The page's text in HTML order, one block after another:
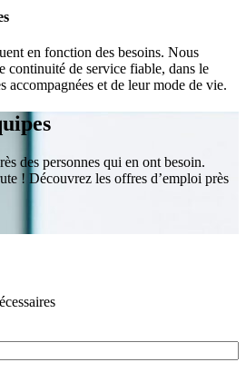
en fonction des besoins. Nous
continuité de service fiable, dans le
accompagnées et de leur mode de vie.
des personnes qui en ont besoin.
! Découvrez les offres d’emploi près